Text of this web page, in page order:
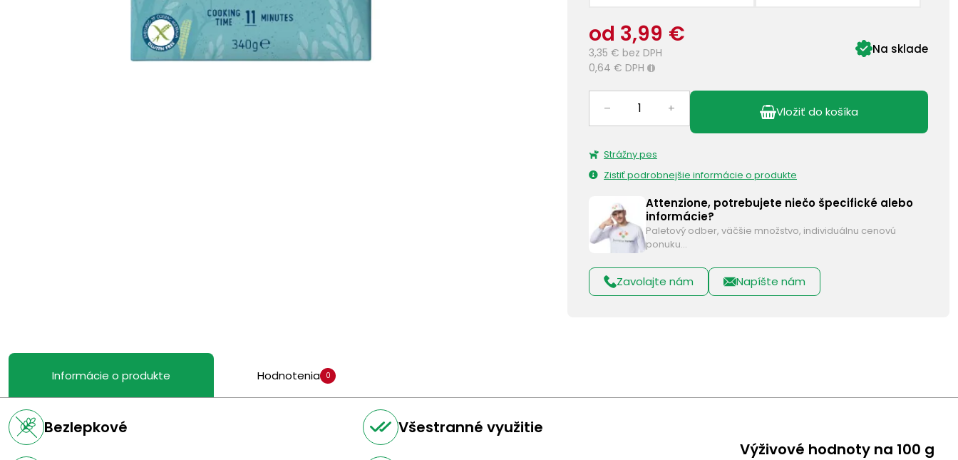
od 3,99 €
3,35 € bez DPH
0,64 € DPH i
Na sklade
– + Vložiť do košíka
Strážny pes
Zistiť podrobnejšie informácie o produkte
Attenzione, potrebujete niečo špecifické alebo
informácie?
Paletový odber, väčšie množstvo, individuálnu cenovú
ponuku…
Zavolajte nám Napíšte nám
Informácie o produkte Hodnotenia 0
Bezlepkové Všestranné využitie
Výživové ​​hodnoty na 100 g